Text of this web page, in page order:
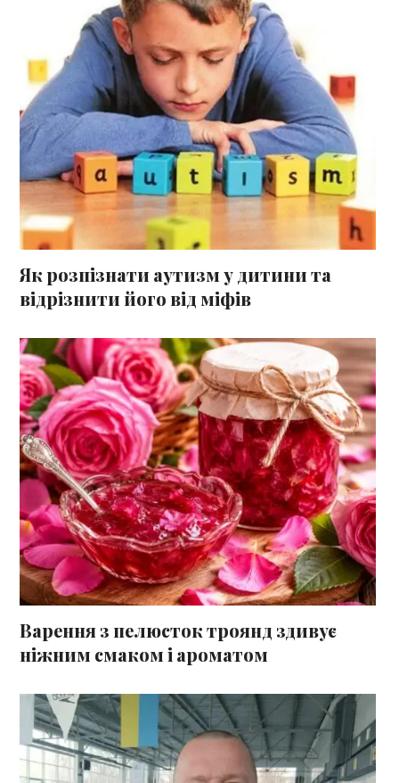
Як розпізнати аутизм у дитини та
відрізнити його від міфів
Варення з пелюсток троянд здивує
ніжним смаком і ароматом